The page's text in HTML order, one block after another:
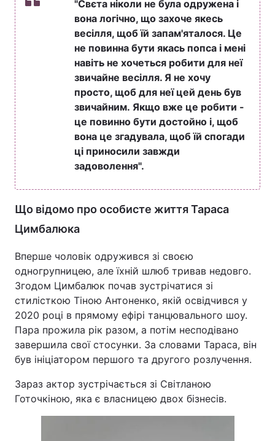
"Свєта ніколи не була одружена і
вона логічно, що захоче якесь
весілля, щоб їй запам'яталося. Це
не повинна бути якась попса і мені
навіть не хочеться робити для неї
звичайне весілля. Я не хочу
просто, щоб для неї цей день був
звичайним. Якщо вже це робити -
це повинно бути достойно і, щоб
вона це згадувала, щоб їй спогади
ці приносили завжди
задоволення".
Що відомо про особисте життя Тараса
Цимбалюка
Вперше чоловік одружився зі своєю
одногрупницею, але їхній шлюб тривав недовго.
Згодом Цимбалюк почав зустрічатися зі
стилісткою Тіною Антоненко, якій освідчився у
2020 році в прямому ефірі танцювального шоу.
Пара прожила рік разом, а потім несподівано
завершила свої стосунки. За словами Тараса, він
був ініціатором першого та другого розлучення.
Зараз актор зустрічається зі Світланою
Готочкіною, яка є власницею двох бізнесів.